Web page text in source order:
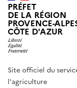
PRÉFET
DE LA RÉGION
PROVENCE-
CÔTE D'AZUR
Site officiel du
l'agriculture